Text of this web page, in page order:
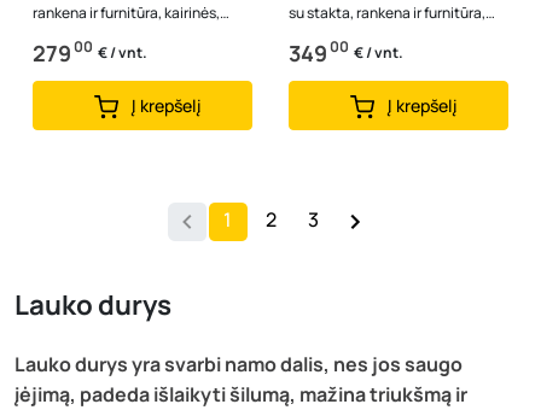
rankena ir furnitūra, kairinės,
spalva rudo riešuto su juodu
deko...
27900 € / vnt.
Į krepšelį
su stakta, rankena ir furnitūra,
dešininės, spalva antracito su
dekorai...
34900 € / vnt.
Į krepšelį
1 2 3
Lauko durys
Lauko durys yra svarbi namo dalis, nes jos saugo
įėjimą, padeda išlaikyti šilumą, mažina triukšmą ir